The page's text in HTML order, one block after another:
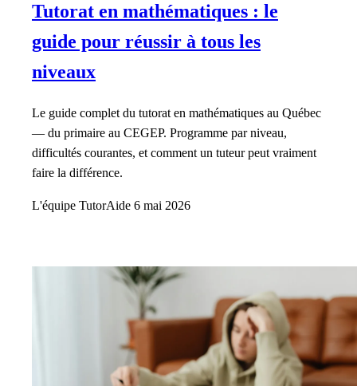
Tutorat en mathématiques : le
guide pour réussir à tous les
niveaux
Le guide complet du tutorat en mathématiques au Québec
— du primaire au CEGEP. Programme par niveau,
difficultés courantes, et comment un tuteur peut vraiment
faire la différence.
L'équipe TutorAide 6 mai 2026